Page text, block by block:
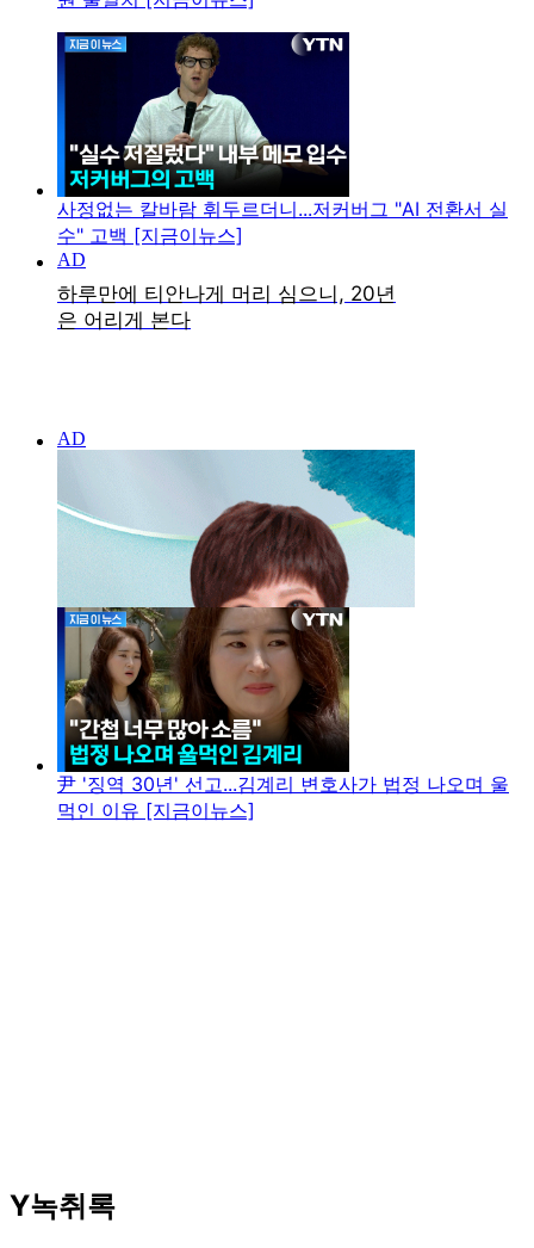
사정없는 칼바람 휘두르더니...저커버그 "AI 전환서 실
수" 고백 [지금이뉴스]
尹 '징역 30년' 선고...김계리 변호사가 법정 나오며 울
먹인 이유 [지금이뉴스]
Y녹취록